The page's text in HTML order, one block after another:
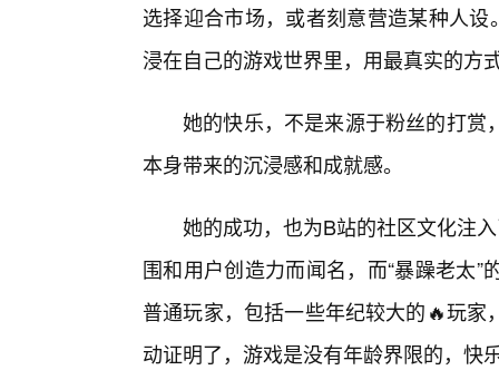
选择迎合市场，或者刻意营造某种人
浸在自己的游戏世界里，用最真实的方
她的快乐，不是来源于粉丝的打赏
本身带来的沉浸感和成就感。
她的成功，也为B站的社区文化注
围和用户创造力而闻名，而“暴躁老太
普通玩家，包括一些年纪较大的🔥玩
动证明了，游戏是没有年龄界限的，快